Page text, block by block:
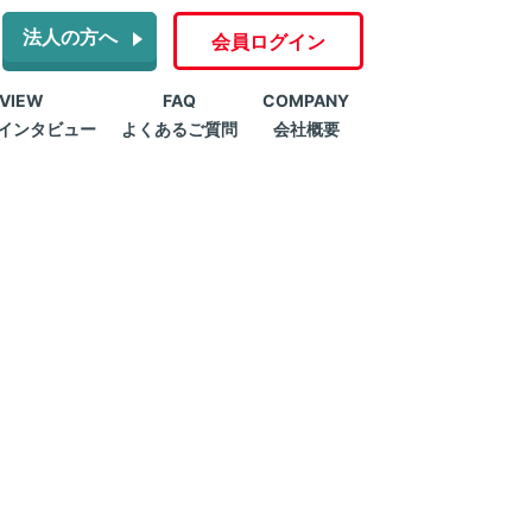
法人の方へ 会員ログイン
ンタビュー
FAQ
よくあるご質問
COMPANY
会社概要